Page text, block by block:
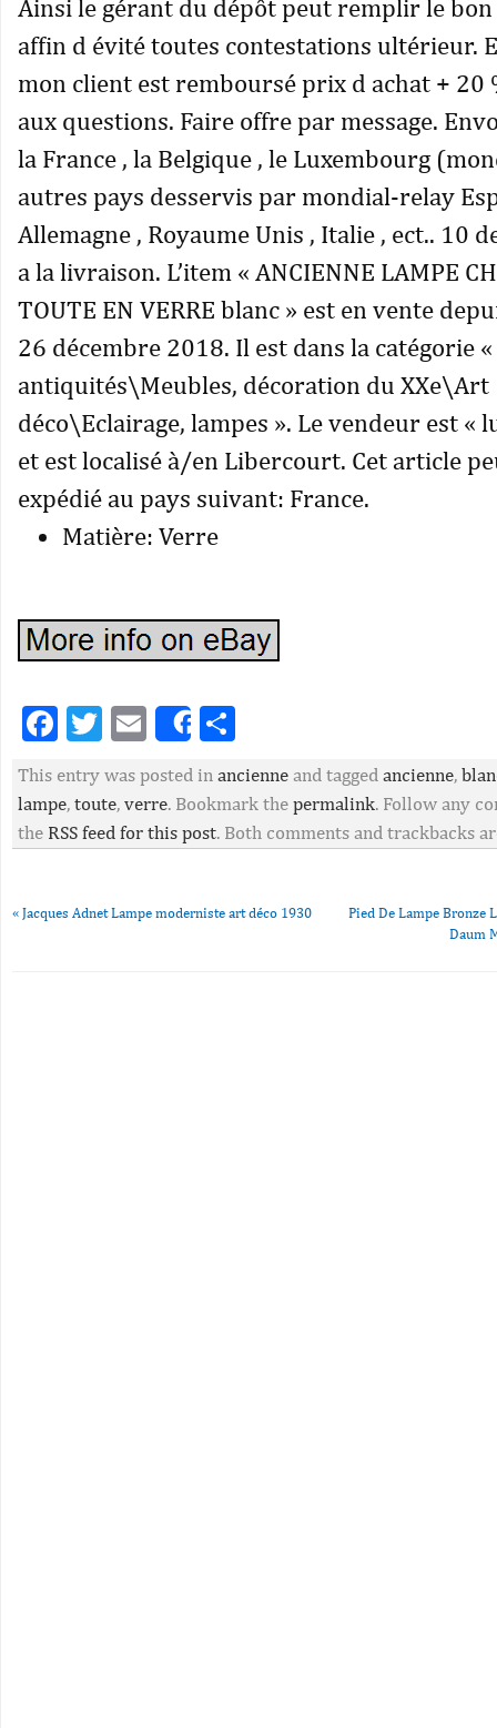
Ainsi le gérant du dépôt peut remplir le bon
affin d évité toutes contestations ultérieur.
mon client est remboursé prix d achat + 20
aux questions. Faire offre par message.
la France , la Belgique , le Luxembourg
autres pays desservis par mondial-relay
Allemagne , Royaume Unis , Italie , ect.. 10
a la livraison. L’item « ANCIENNE LAMPE
TOUTE EN VERRE blanc » est en vente
26 décembre 2018. Il est dans la catégorie
antiquités\Meubles, décoration du XXe\Art
déco\Eclairage, lampes ». Le vendeur est «
et est localisé à/en Libercourt. Cet article
expédié au pays suivant: France.
Matière: Verre
Facebook
Twitter
EmailShare
This entry was posted in ancienne and tagged ancienne,
lampe, toute, verre. Bookmark the permalink. Follow any
the RSS feed for this post. Both comments and trackbacks
« Jacques Adnet Lampe moderniste art déco 1930
Pied De Lampe Bronze
Daum